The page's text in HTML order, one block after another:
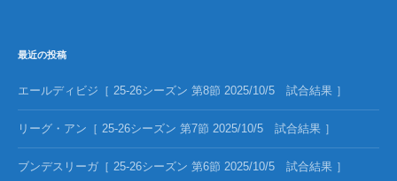
最近の投稿
エールディビジ［ 25-26シーズン 第8節 2025/10/5 試合結果 ］
リーグ・アン［ 25-26シーズン 第7節 2025/10/5 試合結果 ］
ブンデスリーガ［ 25-26シーズン 第6節 2025/10/5 試合結果 ］